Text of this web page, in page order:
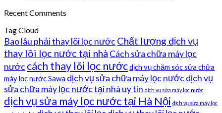
Recent Comments
Tag Cloud
Bao lâu phải thay lõi lọc nước Chất lượng dịch vụ
thay lõi lọc nước tại nhà Cách sửa chữa máy lọc
nước cách thay lõi lọc nướcdịch vụ chăm sóc sửa chữa
máy lọc nước Sawa dịch vụ sửa chữa máy lọc nước dịch vụ
sửa chữa máy lọc nước tại nhà uy tín dịch vụ sửa máy lọc nước
dịch vụ sửa máy lọc nước tại Hà Nội dịch vụ sửa máy lọc